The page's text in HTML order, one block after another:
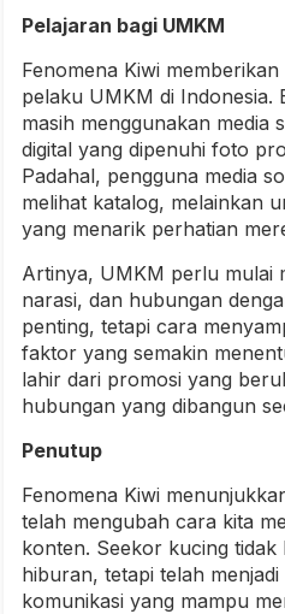
Pelajaran bagi UMKM
Fenomena Kiwi
pelaku UMKM di Indonesia.
masih menggunakan media
digital yang dipenuhi foto
Padahal, pengguna media
melihat katalog, melainkan
yang menarik perhatian
Artinya, UMKM perlu mulai
narasi, dan hubungan
penting, tetapi cara
faktor yang semakin
lahir dari promosi yang
hubungan yang dibangun
Penutup
Fenomena Kiwi
telah mengubah cara kita
konten. Seekor kucing tidak
hiburan, tetapi telah
komunikasi yang mampu